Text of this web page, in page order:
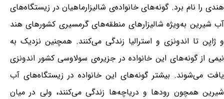
هندی را نام برد. گونه‌های خانواده‌ی شالیزارماهیان در زیستگاه‌های
آب شیرین به‌ویژه شالیزارهای منطقه‌های گرمسیری کشورهای هند
و ژاپن تا اندونزی و استرالیا زندگی می‌کنند. همچنین نزدیک به
نیمی از گونه‌های این خانواده در جزیره‌ی سولاوسی کشور اندونزی
یافت می‌شوند. بیشتر گونه‌های این خانواده در زیستگاه‌های آب
شیرین همچون رودها و دریاچه‌ها زندگی می‌کنند، ولی در میان